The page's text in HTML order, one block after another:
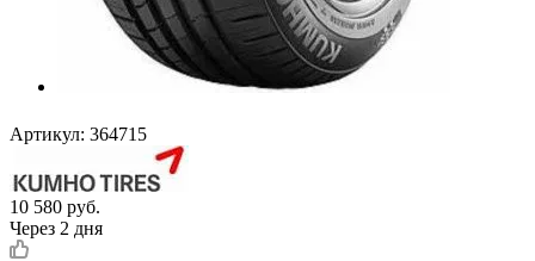
Артикул: 364715
10 580 руб.
Через 2 дня